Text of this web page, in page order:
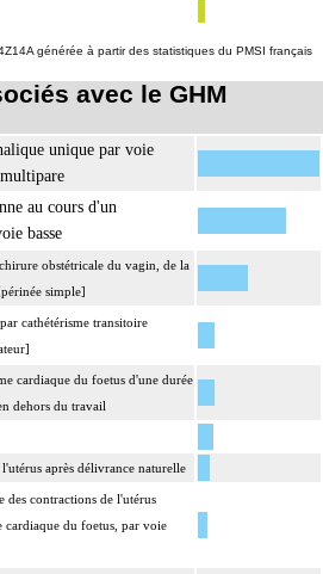
générée à partir des statistiques du PMSI français
avec le GHM
unique par voie
au cours d'un
basse
obstétricale du vagin, de la
simple]
cathétérisme transitoire
cardiaque du foetus d'une durée
dehors du travail
après délivrance naturelle
des contractions de l'utérus
du foetus, par voie